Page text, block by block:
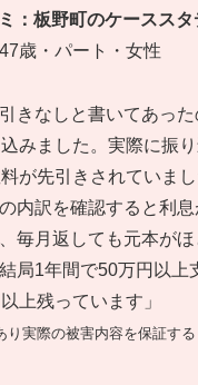
：板野町のケーススタ
歳・パート・女性
引きなしと書いてあっ
みました。実際に振
が先引きされていま
内訳を確認すると利
毎月返しても元本がほ
局1年間で50万円以上
上残っています」
実際の被害内容を保証す